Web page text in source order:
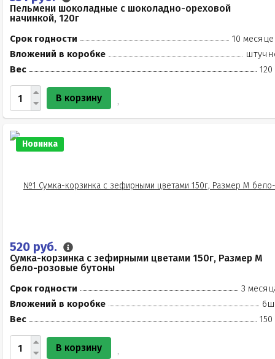
Пельмени шоколадные с шоколадно-ореховой
начинкой, 120г
Срок годности
10
Вложений в коробке
Вес
120
В корзину
Новинка
520 руб.
Сумка-корзинка с зефирными цветами 150г, Размер М
бело-розовые бутоны
Срок годности
3
Вложений в коробке
Вес
150
В корзину